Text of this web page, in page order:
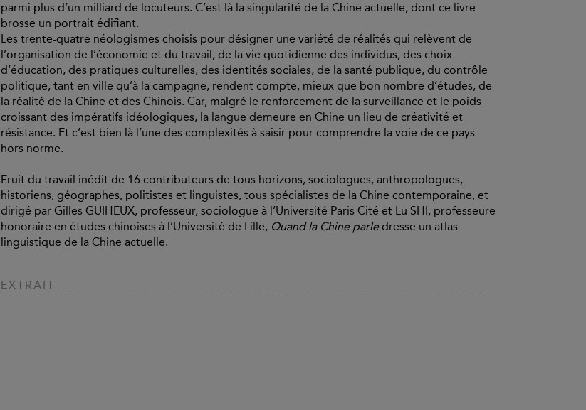
parmi plus d’un milliard de locuteurs. C’est là la singularité de la Chine actuelle, dont ce livre
brosse un portrait édifiant.
Les trente-quatre néologismes choisis pour désigner une variété de réalités qui relèvent de
l’organisation de l’économie et du travail, de la vie quotidienne des individus, des choix
d’éducation, des pratiques culturelles, des identités sociales, de la santé publique, du contrôle
politique, tant en ville qu’à la campagne, rendent compte, mieux que bon nombre d’études, de
la réalité de la Chine et des Chinois. Car, malgré le renforcement de la surveillance et le poids
croissant des impératifs idéologiques, la langue demeure en Chine un lieu de créativité et
résistance. Et c’est bien là l’une des complexités à saisir pour comprendre la voie de ce pays
hors norme.
Fruit du travail inédit de 16 contributeurs de tous horizons, sociologues, anthropologues,
historiens, géographes, politistes et linguistes, tous spécialistes de la Chine contemporaine, et
dirigé par Gilles GUIHEUX, professeur, sociologue à l’Université Paris Cité et Lu SHI, professeure
honoraire en études chinoises à l’Université de Lille, Quand la Chine parledresse un atlas
linguistique de la Chine actuelle.
EXTRAIT